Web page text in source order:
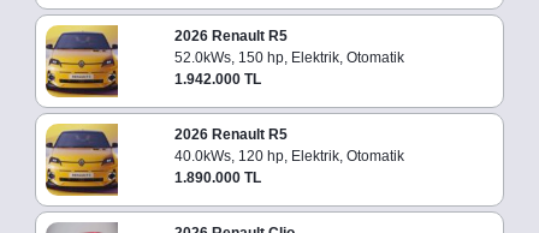
2026 Renault R5
52.0kWs, 150 hp, Elektrik, Otomatik
1.942.000 TL
2026 Renault R5
40.0kWs, 120 hp, Elektrik, Otomatik
1.890.000 TL